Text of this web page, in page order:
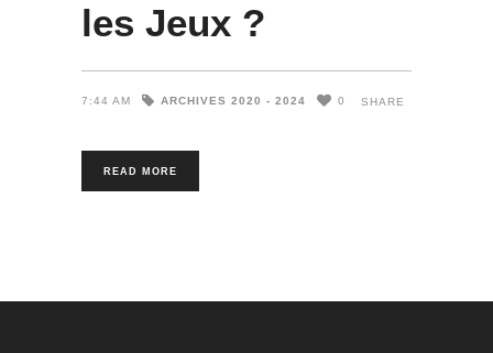
les Jeux ?
7:44 AM ARCHIVES 2020 - 2024 0 SHARE
READ MORE